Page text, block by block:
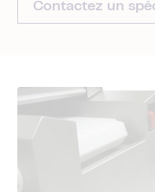
Contactez un